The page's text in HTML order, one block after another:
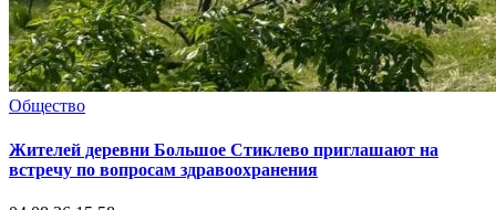
Общество
Жителей деревни Большое Стиклево приглашают на
встречу по вопросам здравоохранения